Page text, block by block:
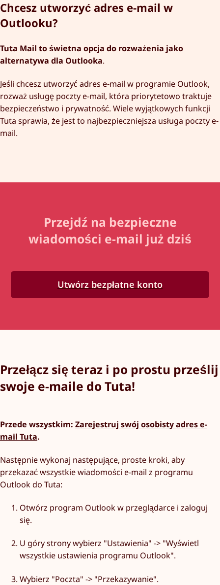
Chcesz utworzyć adres e-mail w
Outlooku?
Tuta Mail to świetna opcja do rozważenia jako
alternatywa dla Outlooka.
Jeśli chcesz utworzyć adres e-mail w programie Outlook,
rozważ usługę poczty e-mail, która priorytetowo traktuje
bezpieczeństwo i prywatność. Wiele wyjątkowych funkcji
Tuta sprawia, że jest to najbezpieczniejsza usługa poczty e-
mail.
Przejdź na bezpieczne
wiadomości e-mail już dziś
Utwórz bezpłatne konto
Przełącz się teraz i po prostu prześlij
swoje e-maile do Tuta!
Przede wszystkim: Zarejestruj swój osobisty adres e-
mail Tuta.
Następnie wykonaj następujące, proste kroki, aby
przekazać wszystkie wiadomości e-mail z programu
Outlook do Tuta:
Otwórz program Outlook w przeglądarce i zaloguj
się.
U góry strony wybierz "Ustawienia" -> "Wyświetl
wszystkie ustawienia programu Outlook".
Wybierz "Poczta" -> "Przekazywanie".